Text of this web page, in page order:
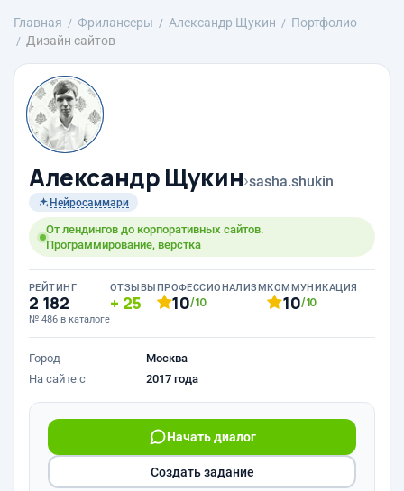
Главная Фрилансеры Александр Щукин
Портфолио
Дизайн сайтов
Александр Щукин›sasha.shukin
Нейросаммари
От лендингов до корпоративных сайтов.
Программирование, верстка
РЕЙТИНГ
2 182
№ 486 в каталоге
ОТЗЫВЫ
25
ПРОФЕССИОНАЛИЗМ
10/10
КОММУНИКАЦИЯ
10/10
Город
Москва
На сайте с
2017 года
Начать диалог
Создать задание